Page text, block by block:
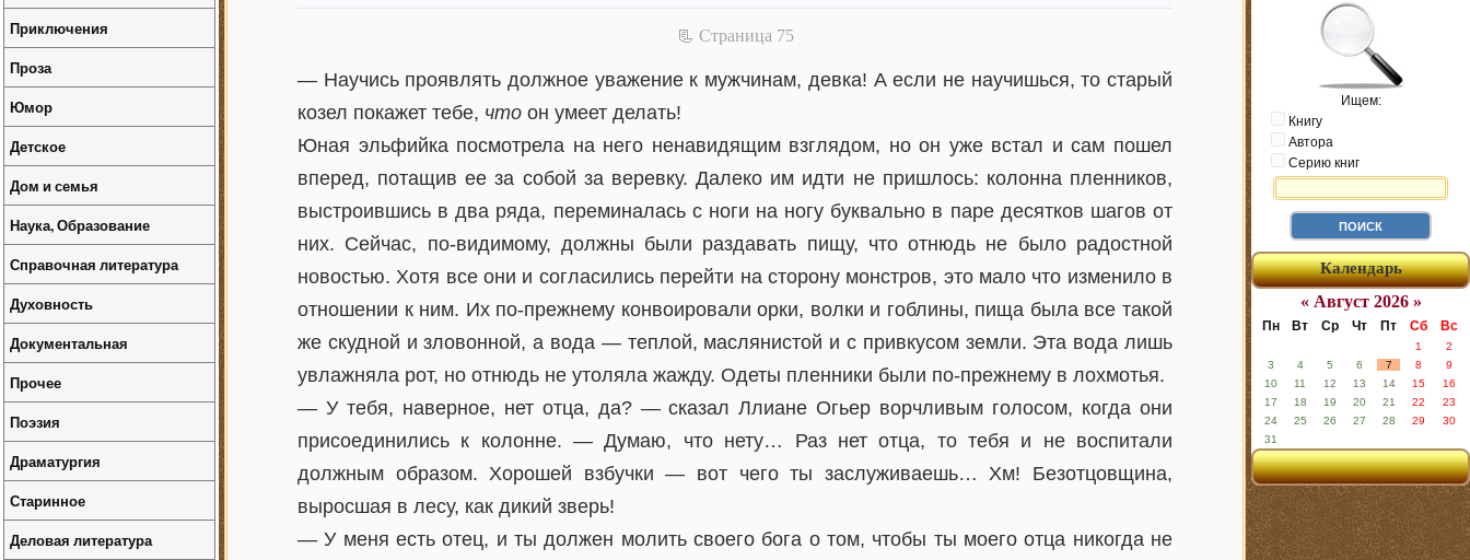
📃 Cтраница 75
— Научись проявлять должное уважение к мужчинам, девка! А если не научишься, то старый
козел покажет тебе, что он умеет делать!
Юная эльфийка посмотрела на него ненавидящим взглядом, но он уже встал и сам пошел
вперед, потащив ее за собой за веревку. Далеко им идти не пришлось: колонна пленников,
выстроившись в два ряда, переминалась с ноги на ногу буквально в паре десятков шагов от
них. Сейчас, по-видимому, должны были раздавать пищу, что отнюдь не было радостной
новостью. Хотя все они и согласились перейти на сторону монстров, это мало что изменило в
отношении к ним. Их по-прежнему конвоировали орки, волки и гоблины, пища была все такой
же скудной и зловонной, а вода — теплой, маслянистой и с привкусом земли. Эта вода лишь
увлажняла рот, но отнюдь не утоляла жажду. Одеты пленники были по-прежнему в лохмотья.
— У тебя, наверное, нет отца, да? — сказал Ллиане Огьер ворчливым голосом, когда они
присоединились к колонне. — Думаю, что нету… Раз нет отца, то тебя и не воспитали
должным образом. Хорошей взбучки — вот чего ты заслуживаешь… Хм! Безотцовщина,
выросшая в лесу, как дикий зверь!
— У меня есть отец, и ты должен молить своего бога о том, чтобы ты моего отца никогда не
Ищем:
Книгу
Автора
Серию книг
Календарь
« Август 2026 »
Пн Вт Ср Чт Пт Сб Вс
1
2
3
4 5 6 7 8
9
10
11 12 13 14 15
16
17
18 19 20 21 22
23
24
25 26 27 28 29
30
31
Приключения
Проза
Юмор
Детское
Дом и семья
Наука, Образование
Справочная литература
Духовность
Документальная
Прочее
Поэзия
Драматургия
Старинное
Деловая литература